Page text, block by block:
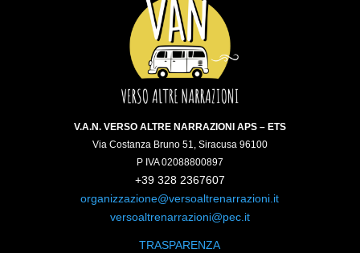
V.A.N. VERSO ALTRE NARRAZIONI APS – ETS
Via Costanza Bruno 51, Siracusa 96100
P IVA 02088800897
+39 328 2367607
organizzazione@versoaltrenarrazioni.it
versoaltrenarrazioni@pec.it
TRASPARENZA